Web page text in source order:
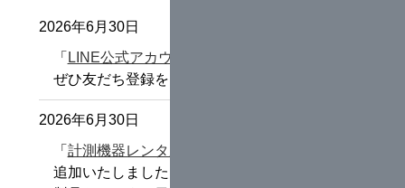
2026年6月30日
「 LINE公式アカウント
ぜひ友だち登録をお願いします。
2026年6月30日
「 計測機器レンタル料金シミュレーション
追加いたしました。